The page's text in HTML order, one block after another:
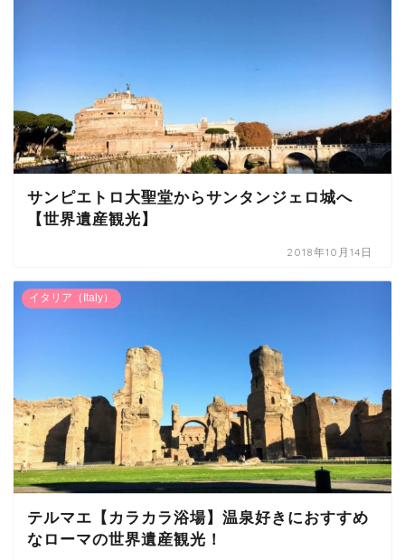
サンピエトロ大聖堂からサンタンジェロ城へ
【世界遺産観光】
2018年10月14日
イタリア（Italy）
テルマエ【カラカラ浴場】温泉好きにおすすめ
なローマの世界遺産観光！